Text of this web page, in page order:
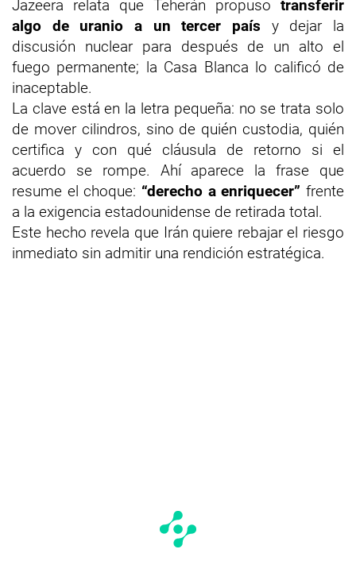
Jazeera relata que Teherán propuso transferir
algo de uranio a un tercer país y dejar la
discusión nuclear para después de un alto el
fuego permanente; la Casa Blanca lo calificó de
inaceptable.
La clave está en la letra pequeña: no se trata solo
de mover cilindros, sino de quién custodia, quién
certifica y con qué cláusula de retorno si el
acuerdo se rompe. Ahí aparece la frase que
resume el choque: “derecho a enriquecer” frente
a la exigencia estadounidense de retirada total.
Este hecho revela que Irán quiere rebajar el riesgo
inmediato sin admitir una rendición estratégica.